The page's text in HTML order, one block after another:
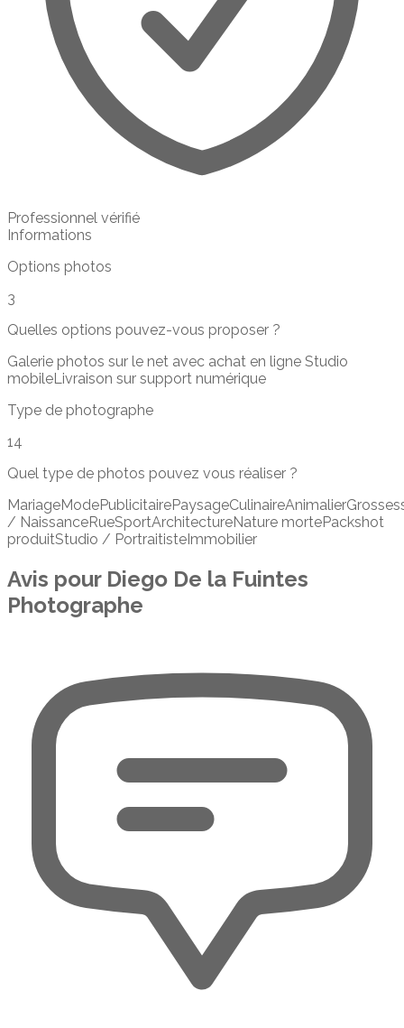
Professionnel vérifié
Informations
Options photos
3
Quelles options pouvez-vous proposer ?
Galerie photos sur le net avec achat en ligne Studio
mobileLivraison sur support numérique
Type de photographe
14
Quel type de photos pouvez vous réaliser ?
MariageModePublicitairePaysageCulinaireAnimalier
/ NaissanceRueSportArchitectureNature mortePackshot
produitStudio / PortraitisteImmobilier
Avis pour Diego De la Fuintes
Photographe